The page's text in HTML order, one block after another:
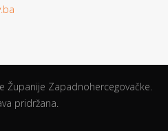
Županije Zapadnohercegovačke.
pridržana.